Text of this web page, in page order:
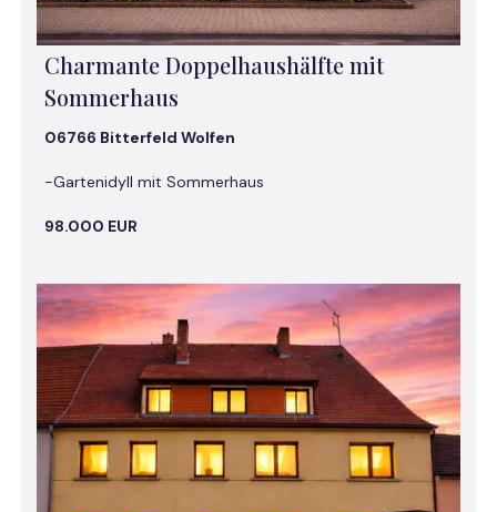
Charmante Doppelhaushälfte mit
Sommerhaus
06766 Bitterfeld Wolfen
-Gartenidyll mit Sommerhaus
98.000 EUR